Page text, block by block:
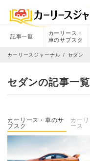
記事一覧
カーリース・
車のサブスク
カーリースジャーナル セダン
セダンの記事一覧
カーリース・車のサ
ブスク
カーリ
ース